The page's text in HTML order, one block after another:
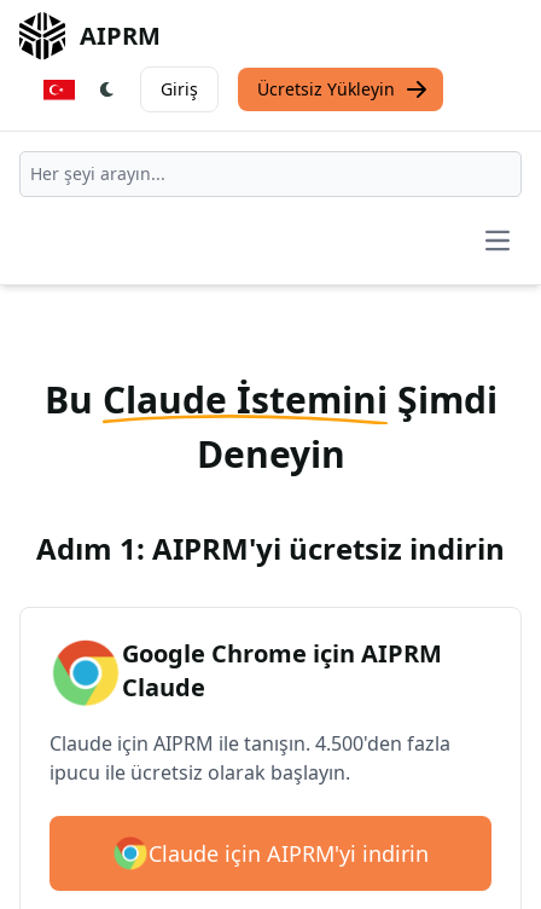
AIPRM
Giriş Ücretsiz Yükleyin
Bu Claude İstemini Şimdi
Deneyin
Adım 1: AIPRM'yi ücretsiz indirin
Google Chrome için AIPRM
Claude
Claude için AIPRM ile tanışın. 4.500'den fazla
ipucu ile ücretsiz olarak başlayın.
Claude için AIPRM'yi indirin